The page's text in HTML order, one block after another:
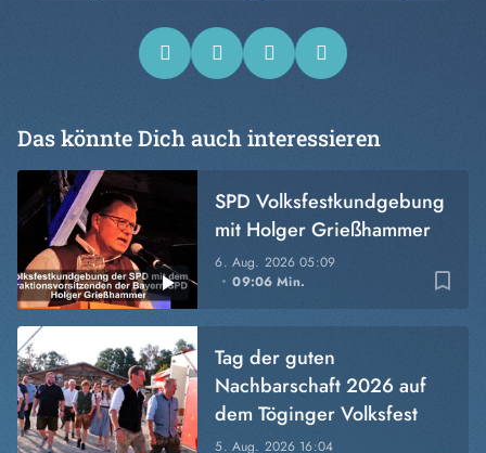
Das könnte Dich auch interessieren
bookmark_border
6. Aug. 202605:09
09:06 Min.
SPD Volksfestkundgebung
mit Holger Grießhammer
5. Aug. 2026 16:04
Tag der guten
Nachbarschaft 2026 auf
dem Töginger Volksfest